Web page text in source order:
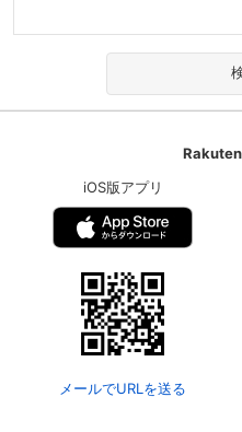
Rakuten
iOS版アプリ
メールでURLを送る